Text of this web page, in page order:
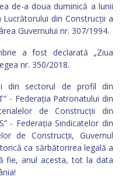
de-a doua duminică a lunii
din Construcții a
Guvernului nr. 307/1994.
a fost declarată „Ziua
nr. 350/2018.
din sectorul de profil din
- Federația Patronatului din
de Construcții din
- Federația Sindicatelor din
de Construcții, Guvernul
ca sărbătorirea legală a
fie, anul acesta, tot la data